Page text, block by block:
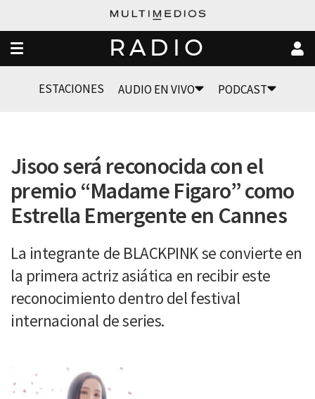
RADIO
ESTACIONES AUDIO EN VIVO PODCAST
Jisoo será reconocida con el
premio “Madame Figaro” como
Estrella Emergente en Cannes
La integrante de BLACKPINK se convierte en
la primera actriz asiática en recibir este
reconocimiento dentro del festival
internacional de series.